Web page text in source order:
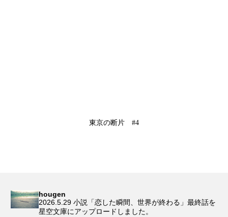
東京の断片 #4
hougen
2026.5.29 小説「恋した瞬間、世界が終わる」最終話を
星空文庫にアップロードしました。